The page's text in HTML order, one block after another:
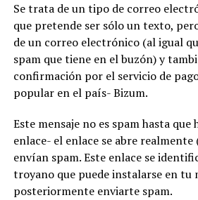
Se trata de un tipo de correo
que pretende ser sólo un texto,
de un correo electrónico (al igual
spam que tiene en el buzón) y
confirmación por el servicio de
popular en el país- Bizum.
Este mensaje no es spam hasta que
enlace- el enlace se abre realmente
envían spam. Este enlace se
troyano que puede instalarse en tu
posteriormente enviarte spam.